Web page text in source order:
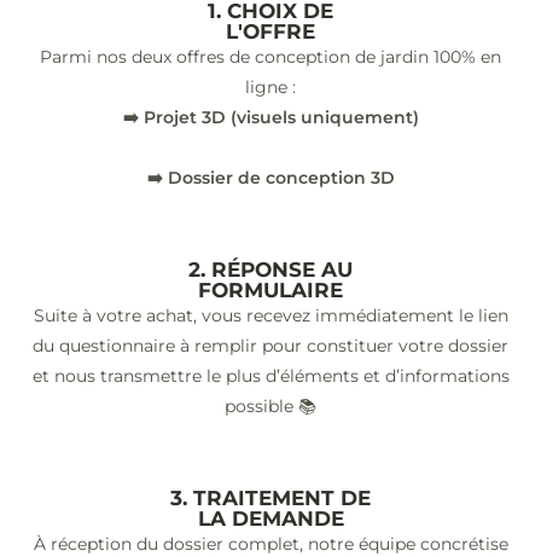
1. CHOIX DE
L'OFFRE
Parmi nos deux offres de conception de jardin 100% en
ligne :
➡️ Projet 3D (visuels uniquement)
➡️ Dossier de conception 3D
2. RÉPONSE AU
FORMULAIRE
Suite à votre achat, vous recevez immédiatement le lien
du questionnaire à remplir pour constituer votre dossier
et nous transmettre le plus d’éléments et d’informations
possible 📚
3. TRAITEMENT DE
LA DEMANDE
À réception du dossier complet, notre équipe concrétise